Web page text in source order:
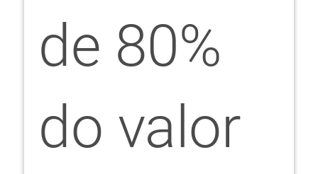
de 80%
do valor